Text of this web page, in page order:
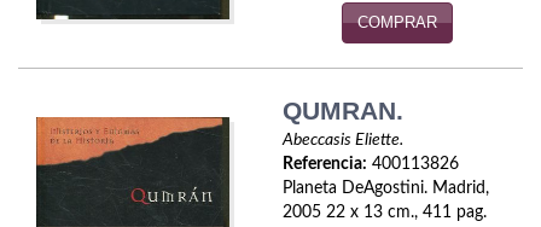
Tema Local
COMPRAR
QUMRAN.
Abeccasis Eliette.
Referencia: 400113826
Planeta DeAgostini. Madrid,
2005 22 x 13 cm., 411 pag.